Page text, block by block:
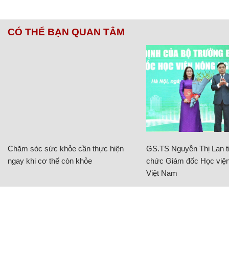
CÓ THỂ BẠN QUAN TÂM
Chăm sóc sức khỏe cần thực hiện
ngay khi cơ thể còn khỏe
GS.TS Nguyễn Thị Lan
chức Giám đốc Học
Việt Nam